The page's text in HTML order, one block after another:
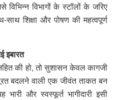
विभागों के स्टॉलों के जरिए
शिक्षा और पोषण की महत्वपूर्ण
इबारत
की हो, तो सुशासन केवल कागजी
बदलने वाली एक जीवंत ताकत बन
भारी और स्वस्फूर्त भागीदारी इसी